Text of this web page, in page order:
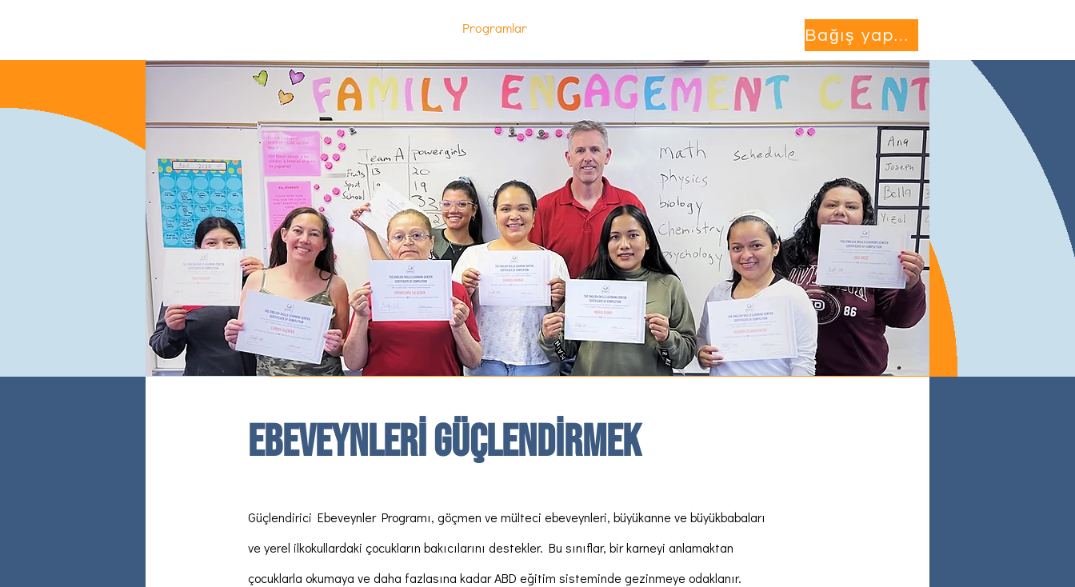
Programlar More... Bağış yapmak
Ebeveynleri Güçlendirmek
Güçlendirici Ebeveynler Programı, göçmen ve mülteci ebeveynleri, büyükanne ve büyükbabaları
ve yerel ilkokullardaki çocukların bakıcılarını destekler. Bu sınıflar, bir karneyi anlamaktan
çocuklarla okumaya ve daha fazlasına kadar ABD eğitim sisteminde gezinmeye odaklanır.